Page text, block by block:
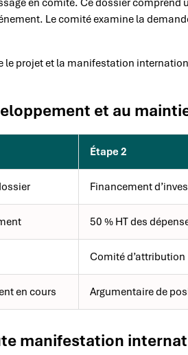
en comité. Ce dossier comprend
Le comité examine la
le projet et la manifestation
et au
Étape 2
Financement
50 % HT des
Comité d’attribution
en cours Argumentaire de
manifestation